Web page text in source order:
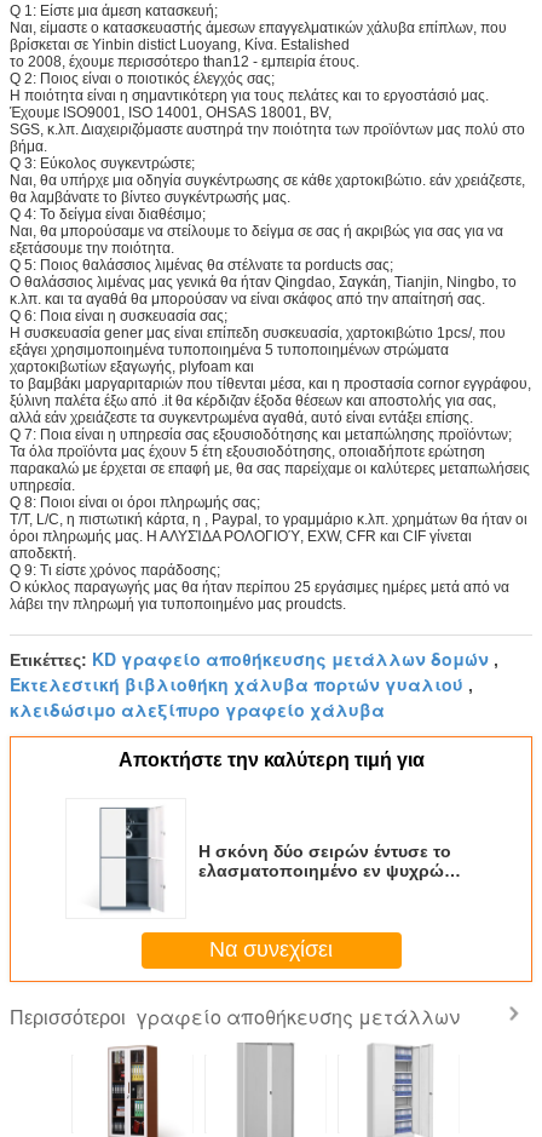
Q 1: Είστε μια άμεση κατασκευή;
Ναι, είμαστε ο κατασκευαστής άμεσων επαγγελματικών χάλυβα επίπλων, που
βρίσκεται σε Yinbin distict Luoyang, Κίνα. Estalished
το 2008, έχουμε περισσότερο than12 - εμπειρία έτους.
Q 2: Ποιος είναι ο ποιοτικός έλεγχός σας;
Η ποιότητα είναι η σημαντικότερη για τους πελάτες και το εργοστάσιό μας.
Έχουμε ISO9001, ISO 14001, OHSAS 18001, BV,
SGS, κ.λπ. Διαχειριζόμαστε αυστηρά την ποιότητα των προϊόντων μας πολύ στο
βήμα.
Q 3: Εύκολος συγκεντρώστε;
Ναι, θα υπήρχε μια οδηγία συγκέντρωσης σε κάθε χαρτοκιβώτιο. εάν χρειάζεστε,
θα λαμβάνατε το βίντεο συγκέντρωσής μας.
Q 4: Το δείγμα είναι διαθέσιμο;
Ναι, θα μπορούσαμε να στείλουμε το δείγμα σε σας ή ακριβώς για σας για να
εξετάσουμε την ποιότητα.
Q 5: Ποιος θαλάσσιος λιμένας θα στέλνατε τα porducts σας;
Ο θαλάσσιος λιμένας μας γενικά θα ήταν Qingdao, Σαγκάη, Tianjin, Ningbo, το
κ.λπ. και τα αγαθά θα μπορούσαν να είναι σκάφος από την απαίτησή σας.
Q 6: Ποια είναι η συσκευασία σας;
Η συσκευασία gener μας είναι επίπεδη συσκευασία, χαρτοκιβώτιο 1pcs/, που
εξάγει χρησιμοποιημένα τυποποιημένα 5 τυποποιημένων στρώματα
χαρτοκιβωτίων εξαγωγής, plyfoam και
το βαμβάκι μαργαριταριών που τίθενται μέσα, και η προστασία cornor εγγράφου,
ξύλινη παλέτα έξω από .it θα κέρδιζαν έξοδα θέσεων και αποστολής για σας,
αλλά εάν χρειάζεστε τα συγκεντρωμένα αγαθά, αυτό είναι εντάξει επίσης.
Q 7: Ποια είναι η υπηρεσία σας εξουσιοδότησης και μεταπώλησης προϊόντων;
Τα όλα προϊόντα μας έχουν 5 έτη εξουσιοδότησης, οποιαδήποτε ερώτηση
παρακαλώ με έρχεται σε επαφή με, θα σας παρείχαμε οι καλύτερες μεταπωλήσεις
υπηρεσία.
Q 8: Ποιοι είναι οι όροι πληρωμής σας;
T/T, L/C, η πιστωτική κάρτα, η , Paypal, το γραμμάριο κ.λπ. χρημάτων θα ήταν οι
όροι πληρωμής μας. Η ΑΛΥΣΊΔΑ ΡΟΛΟΓΙΟΎ, EXW, CFR και CIF γίνεται
αποδεκτή.
Q 9: Τι είστε χρόνος παράδοσης;
Ο κύκλος παραγωγής μας θα ήταν περίπου 25 εργάσιμες ημέρες μετά από να
λάβει την πληρωμή για τυποποιημένο μας proudcts.
Ετικέττες: KD γραφείο αποθήκευσης μετάλλων δομών ,
Εκτελεστική βιβλιοθήκη χάλυβα πορτών γυαλιού ,
κλειδώσιμο αλεξίπυρο γραφείο χάλυβα
Αποκτήστε την καλύτερη τιμή για
Η σκόνη δύο σειρών έντυσε το
ελασματοποιημένο εν ψυχρώ
Να συνεχίσει
Περισσότεροι γραφείο αποθήκευσης μετάλλων